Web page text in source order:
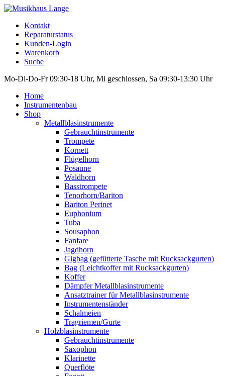
Kontakt
Reparaturstatus
Kunden-Login
Warenkorb
Suche
Mo-Di-Do-Fr 09:30-18 Uhr, Mi geschlossen, Sa 09:30-13:30 Uhr
Home
Instrumentenbau
Shop
Metallblasinstrumente
Gebrauchtinstrumente
Trompete
Kornett
Flügelhorn
Posaune
Waldhorn
Basstrompete
Tenorhorn/Bariton
Bariton Perinet
Euphonium
Tuba
Sousaphon
Fanfare
Jagdhorn
Gigbag (gefütterte Tasche mit Rucksackgurten)
Bag (Leichtkoffer mit Rucksackgurten)
Koffer
Dämpfer Metallblasinstrumente
Ansatztrainer für Metallblasinstrumente
Instrumentenständer
Schalmeien
Tragriemen/Gurte
Holzblasinstrumente
Gebrauchtinstrumente
Saxophon
Klarinette
Querflöte